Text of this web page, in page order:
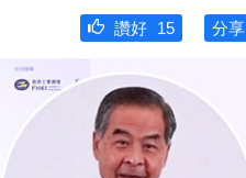
分享
讚好 15